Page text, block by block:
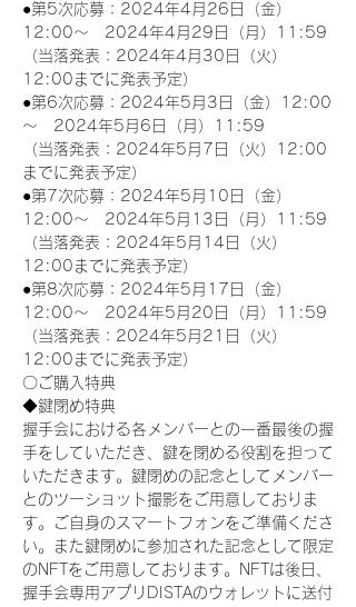
●第5次応募：2024年4月26日（金）
12:00～　2024年4月29日（月）11:59
（当落発表：2024年4月30日（火）
12:00までに発表予定）
●第6次応募：2024年5月3日（金）12:00
～　2024年5月6日（月）11:59
（当落発表：2024年5月7日（火）12:00
までに発表予定）
●第7次応募：2024年5月10日（金）
12:00～　2024年5月13日（月）11:59
（当落発表：2024年5月14日（火）
12:00までに発表予定）
●第8次応募：2024年5月17日（金）
12:00～　2024年5月20日（月）11:59
（当落発表：2024年5月21日（火）
12:00までに発表予定）
〇ご購入特典
◆鍵閉め特典
握手会における各メンバーとの一番最後の握
手をしていただき、鍵を閉める役割を担って
いただきます。鍵閉めの記念としてメンバー
とのツーショット撮影をご用意しておりま
す。ご自身のスマートフォンをご準備くださ
い。また鍵閉めに参加された記念として限定
のNFTをご用意しております。NFTは後日、
握手会専用アプリDISTAのウォレットに送付